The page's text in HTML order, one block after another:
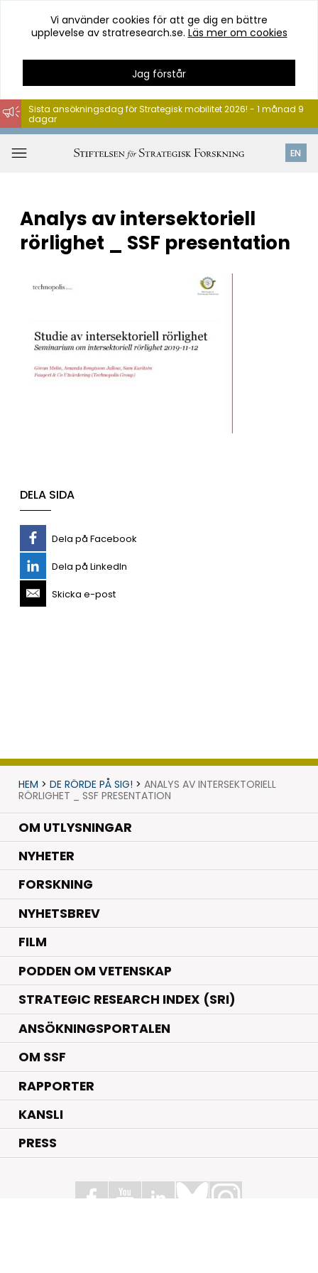
Hoppa
till
innehåll
Vi använder cookies för att ge dig en bättre
upplevelse av stratresearch.se. Läs mer om cookies
Jag förstår
EN
Sista ansökningsdag för Strategisk mobilitet 2026! - 1 månad 9
dagar
Analys av intersektoriell
rörlighet _ SSF presentation
DELA SIDA
Dela på Facebook
Dela på LinkedIn
Skicka e-post
HEM > DE RÖRDE PÅ SIG! > ANALYS AV INTERSEKTORIELL
RÖRLIGHET _ SSF PRESENTATION
OM UTLYSNINGAR
NYHETER.
FORSKNING.
NYHETSBREV
FILM
PODDEN OM VETENSKAP
STRATEGIC RESEARCH INDEX (SRI)
ANSÖKNINGSPORTALEN
OM SSF
RAPPORTER
KANSLI
PRESS